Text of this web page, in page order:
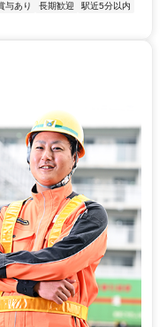
与あり 長期歓迎
駅近5分以内